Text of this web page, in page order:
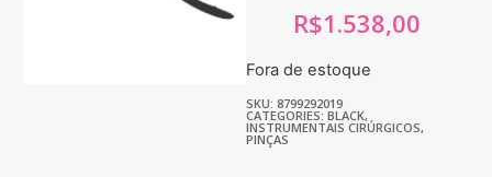
R$1.538,00
Fora de estoque
SKU: 8799292019
CATEGORIES: BLACK,
INSTRUMENTAIS CIRÚRGICOS,
PINÇAS